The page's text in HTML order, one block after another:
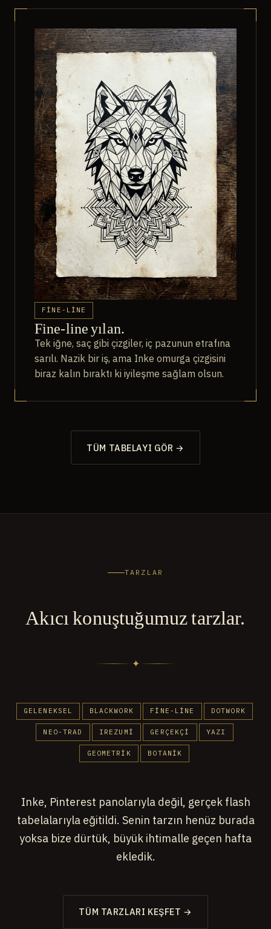
FINE-LINE
Fine-line yılan.
Tek iğne, saç gibi çizgiler, iç pazunun etrafına
sarılı. Nazik bir iş, ama Inke omurga çizgisini
biraz kalın bıraktı ki iyileşme sağlam olsun.
TÜM TABELAYI GÖR →
TARZLAR
Akıcı konuştuğumuz tarzlar.
✦
GELENEKSEL BLACKWORK FINE-LINE DOTWORK
NEO-TRAD IREZUMI GERÇEKÇI YAZI
GEOMETRIK BOTANIK
Inke, Pinterest panolarıyla değil, gerçek flash
tabelalarıyla eğitildi. Senin tarzın henüz burada
yoksa bize dürtük, büyük ihtimalle geçen hafta
ekledik.
TÜM TARZLARI KEŞFET →